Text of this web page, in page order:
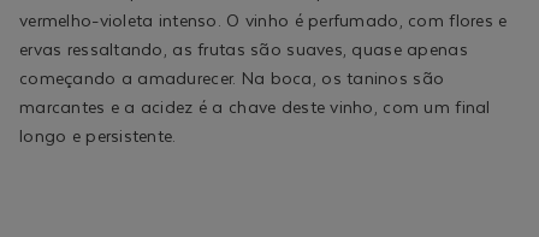
vermelho-violeta intenso. O vinho é perfumado, com flores e
ervas ressaltando, as frutas são suaves, quase apenas
começando a amadurecer. Na boca, os taninos são
marcantes e a acidez é a chave deste vinho, com um final
longo e persistente.